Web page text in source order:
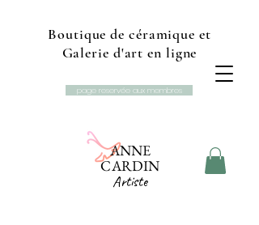
Boutique de céramique et
Galerie d'art en ligne
ANNE
CARDIN
Artiste
page reservée aux membres